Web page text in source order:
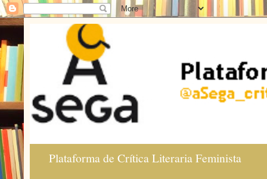
Plataforma de Crítica Literaria Feminista